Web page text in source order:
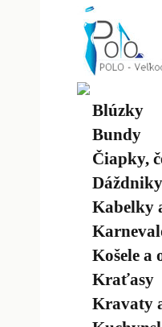
Blúzky
Bundy
Čiapky,
Dáždniky
Kabelky
Košele a
Kraťasy
Kravaty